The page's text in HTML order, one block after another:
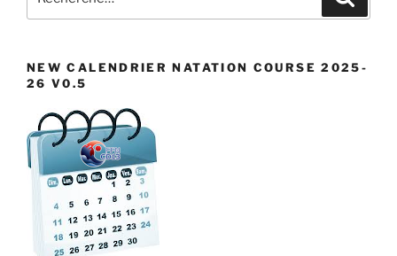
pour
NEW CALENDRIER NATATION COURSE 2025-
26 V0.5